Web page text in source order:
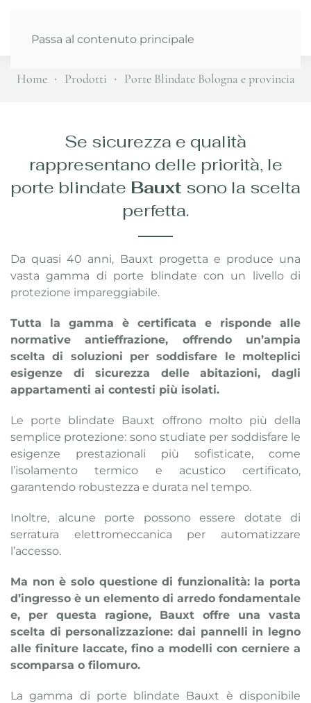
Passa al contenuto principale
Home Prodotti Porte Blindate Bologna e provincia
Se sicurezza e qualità
rappresentano delle priorità, le
porte blindate Bauxt sono la scelta
perfetta.
Da quasi 40 anni, Bauxt progetta e produce una
vasta gamma di porte blindate con un livello di
protezione impareggiabile.
Tutta la gamma è certificata e risponde alle
normative antieffrazione, offrendo un’ampia
scelta di soluzioni per soddisfare le molteplici
esigenze di sicurezza delle abitazioni, dagli
appartamenti ai contesti più isolati.
Le porte blindate Bauxt offrono molto più della
semplice protezione: sono studiate per soddisfare le
esigenze prestazionali più sofisticate, come
l’isolamento termico e acustico certificato,
garantendo robustezza e durata nel tempo.
Inoltre, alcune porte possono essere dotate di
serratura elettromeccanica per automatizzare
l’accesso.
Ma non è solo questione di funzionalità: la porta
d’ingresso è un elemento di arredo fondamentale
e, per questa ragione, Bauxt offre una vasta
scelta di personalizzazione: dai pannelli in legno
alle finiture laccate, fino a modelli con cerniere a
scomparsa o filomuro.
La gamma di porte blindate Bauxt è disponibile